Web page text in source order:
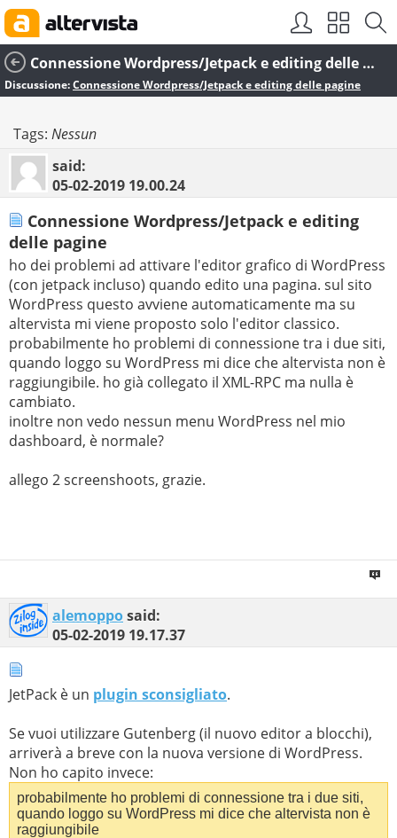
Connessione Wordpress/Jetpack e editing delle pagine
Discussione:Connessione Wordpress/Jetpack e editing delle pagine
Tags: Nessun
said:
05-02-2019 19.00.24
Connessione Wordpress/Jetpack e editing
delle pagine
ho dei problemi ad attivare l'editor grafico di WordPress
(con jetpack incluso) quando edito una pagina. sul sito
WordPress questo avviene automaticamente ma su
altervista mi viene proposto solo l'editor classico.
probabilmente ho problemi di connessione tra i due siti,
quando loggo su WordPress mi dice che altervista non è
raggiungibile. ho già collegato il XML-RPC ma nulla è
cambiato.
inoltre non vedo nessun menu WordPress nel mio
dashboard, è normale?
allego 2 screenshoots, grazie.
alemopposaid:
05-02-2019 19.17.37
JetPack è un plugin sconsigliato.
Se vuoi utilizzare Gutenberg (il nuovo editor a blocchi),
arriverà a breve con la nuova versione di WordPress.
Non ho capito invece:
probabilmente ho problemi di connessione tra i due siti,
quando loggo su WordPress mi dice che altervista non è
raggiungibile